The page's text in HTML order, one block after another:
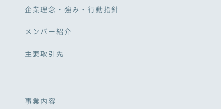
企業理念・強み・行動指針
メンバー紹介
主要取引先
事業内容